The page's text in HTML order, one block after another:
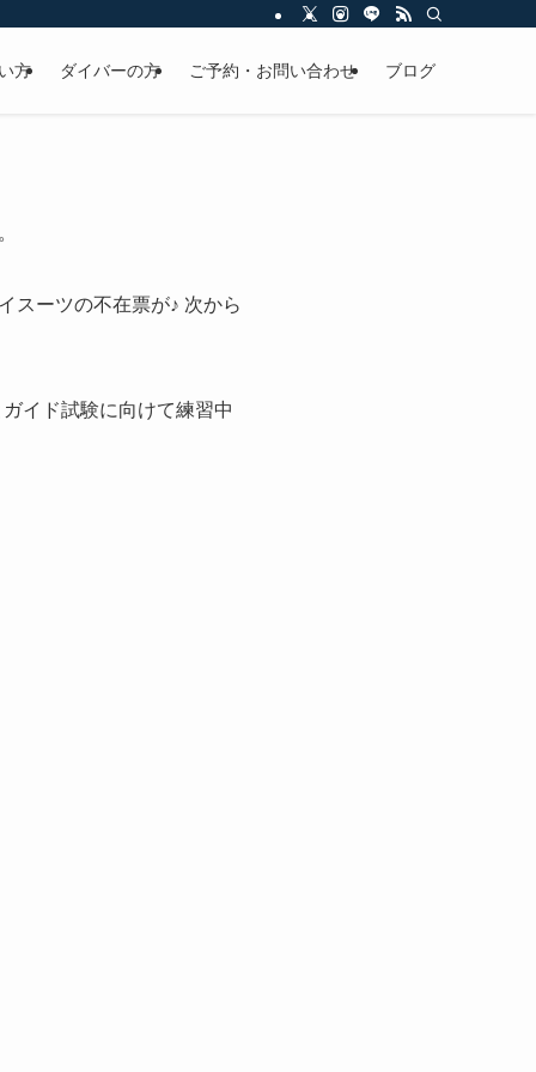
方 ダイバーの方 ご予約・お問い合わせ ブログ
スーツの不在票が♪ 次から
イド試験に向けて練習中